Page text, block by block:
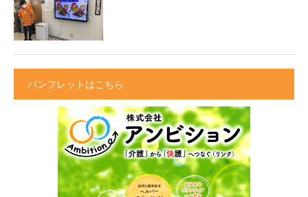
パンフレットはこちら